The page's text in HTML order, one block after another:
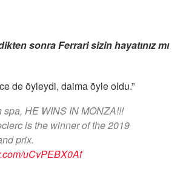
sonra Ferrari sizin hayatınız mı
de öyleydi, daima öyle oldu.”
spa, HE WINS IN MONZA!!!
is the winner of the 2019
prix.
uCvPEBX0Af